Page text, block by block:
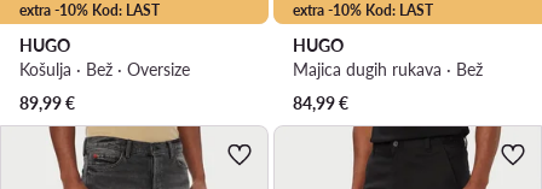
extra -10% Kod: LAST
HUGO
Košulja · Bež · Oversize
89,99€
extra -10% Kod: LAST
HUGO
Majica dugih rukava · Bež
84,99€